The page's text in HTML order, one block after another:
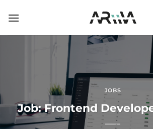
JOBS
Job: Frontend